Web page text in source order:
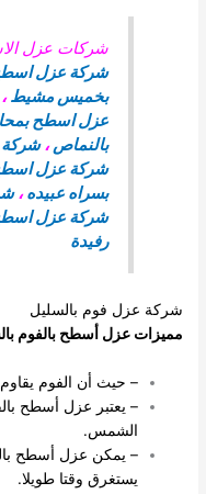
شركات عزل
شركة عزل اسطح
بخميس مشيط
عزل اسطح
بالنماص،شركة
شركة عزل
بسراه عبيده،
شركة عزل
رفيدة
شركة عزل فوم بالسليل
مميزات عزل أسطح بالفوم
– حيث أن الفوم يقاوم
– يعتبر عزل أسطح
الشمس.
– يمكن عزل أسطح
يستغرق وقتا طويلا.